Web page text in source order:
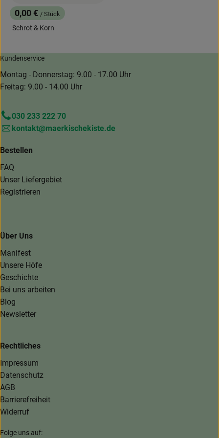
, Preis:
0,00 € / Stück
Schrot & Korn
Kundenservice
Montag - Donnerstag: 9.00 - 17.00 Uhr
Freitag: 9.00 - 14.00 Uhr
030 233 222 70
kontakt@maerkischekiste.de
Bestellen
FAQ
Unser Liefergebiet
Registrieren
Über Uns
Manifest
Unsere Höfe
Geschichte
Bei uns arbeiten
Blog
Newsletter
Rechtliches
Impressum
Datenschutz
AGB
Barrierefreiheit
Widerruf
Folge uns auf: